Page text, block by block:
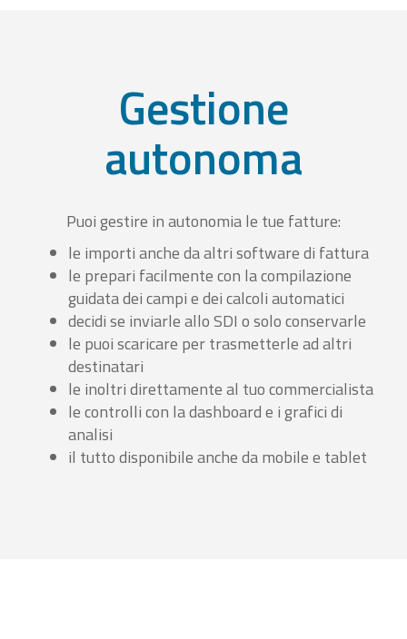
Gestione
autonoma
Puoi gestire in autonomia le tue fatture:
le importi anche da altri software di fattura
le prepari facilmente con la compilazione
guidata dei campi e dei calcoli automatici
decidi se inviarle allo SDI o solo conservarle
le puoi scaricare per trasmetterle ad altri
destinatari
le inoltri direttamente al tuo commercialista
le controlli con la dashboard e i grafici di
analisi
il tutto disponibile anche da mobile e tablet